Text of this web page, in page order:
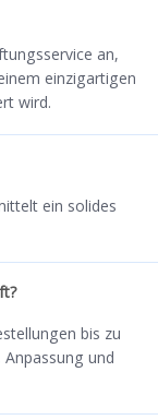
an,
einzigartigen
wird.
ein solides
bis zu
und